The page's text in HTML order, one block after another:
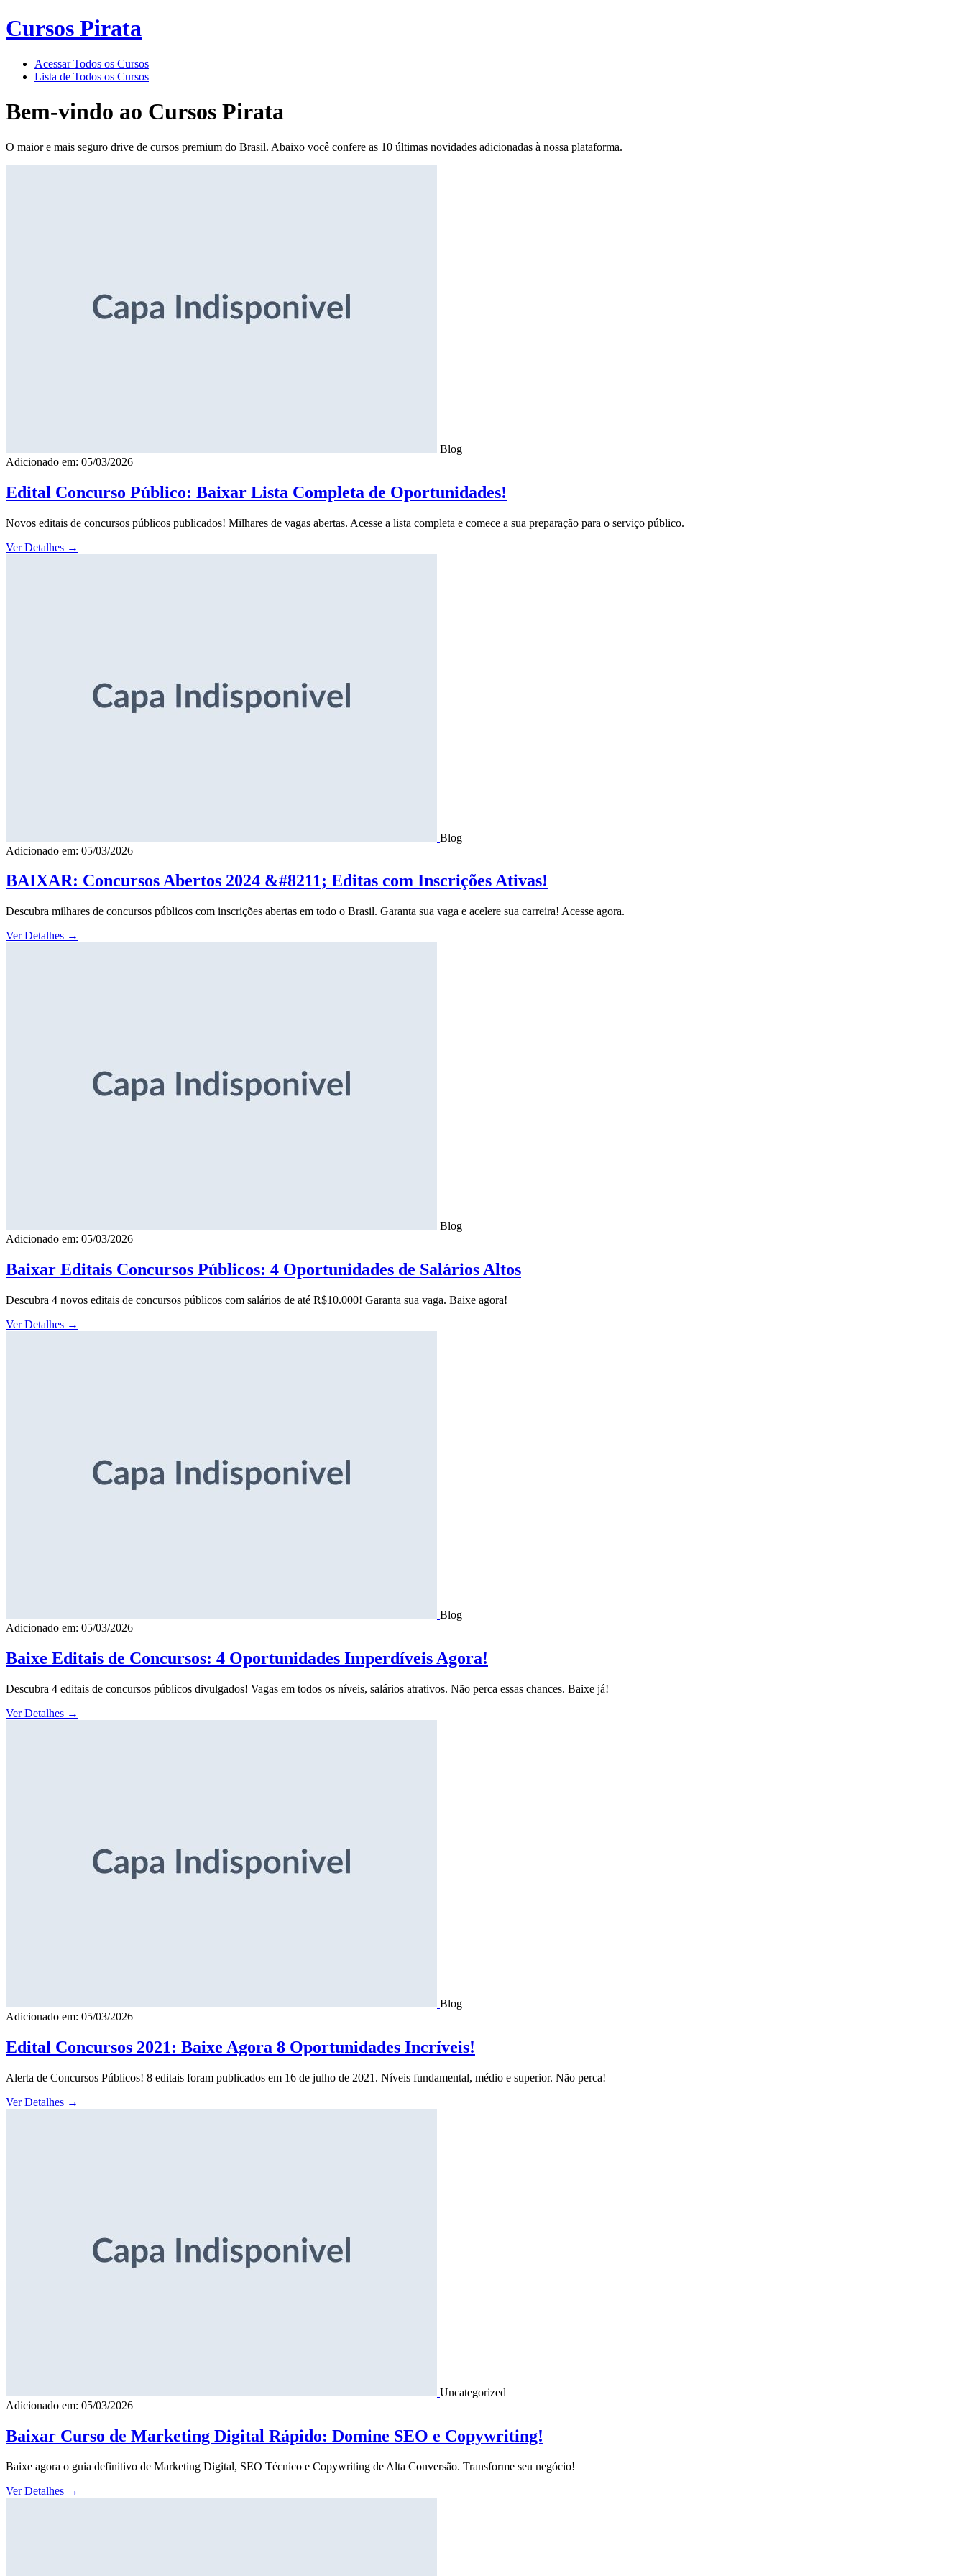
Cursos Pirata
Acessar Todos os Cursos
Lista de Todos os Cursos
Bem-vindo ao Cursos Pirata
O maior e mais seguro drive de cursos premium do Brasil. Abaixo você confere as 10 últimas novidades adicionadas à nossa plataforma.
Blog
Adicionado em: 05/03/2026
Edital Concurso Público: Baixar Lista Completa de Oportunidades!
Novos editais de concursos públicos publicados! Milhares de vagas abertas. Acesse a lista completa e comece a sua preparação para o serviço público.
Ver Detalhes →
Blog
Adicionado em: 05/03/2026
BAIXAR: Concursos Abertos 2024 &#8211; Editas com Inscrições Ativas!
Descubra milhares de concursos públicos com inscrições abertas em todo o Brasil. Garanta sua vaga e acelere sua carreira! Acesse agora.
Ver Detalhes →
Blog
Adicionado em: 05/03/2026
Baixar Editais Concursos Públicos: 4 Oportunidades de Salários Altos
Descubra 4 novos editais de concursos públicos com salários de até R$10.000! Garanta sua vaga. Baixe agora!
Ver Detalhes →
Blog
Adicionado em: 05/03/2026
Baixe Editais de Concursos: 4 Oportunidades Imperdíveis Agora!
Descubra 4 editais de concursos públicos divulgados! Vagas em todos os níveis, salários atrativos. Não perca essas chances. Baixe já!
Ver Detalhes →
Blog
Adicionado em: 05/03/2026
Edital Concursos 2021: Baixe Agora 8 Oportunidades Incríveis!
Alerta de Concursos Públicos! 8 editais foram publicados em 16 de julho de 2021. Níveis fundamental, médio e superior. Não perca!
Ver Detalhes →
Uncategorized
Adicionado em: 05/03/2026
Baixar Curso de Marketing Digital Rápido: Domine SEO e Copywriting!
Baixe agora o guia definitivo de Marketing Digital, SEO Técnico e Copywriting de Alta Conversão. Transforme seu negócio!
Ver Detalhes →